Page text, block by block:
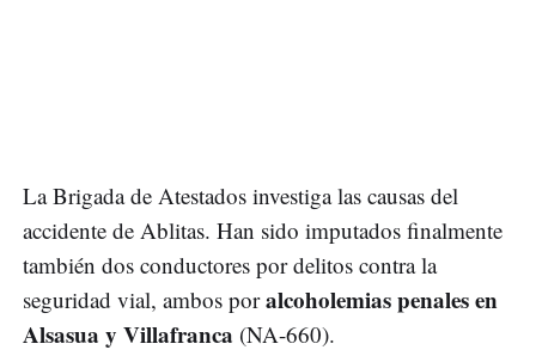
La Brigada de Atestados investiga las causas del
accidente de Ablitas. Han sido imputados finalmente
también dos conductores por delitos contra la
seguridad vial, ambos poralcoholemias penales en
Alsasua y Villafranca (NA-660).